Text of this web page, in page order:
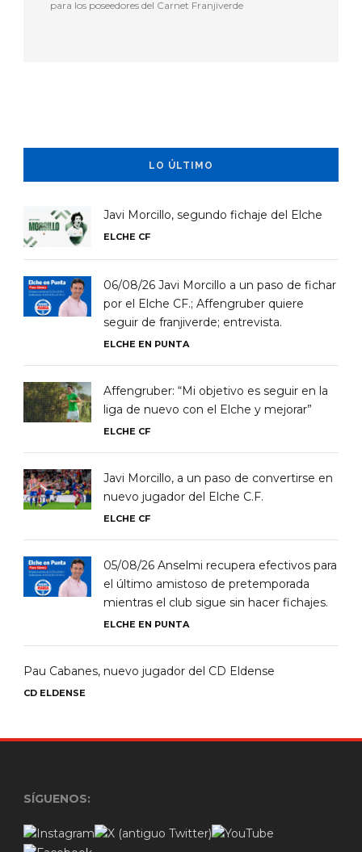
para los poseedores del Carnet Franjiverde
LO ÚLTIMO
Javi Morcillo, segundo fichaje del Elche
ELCHE CF
06/08/26 Javi Morcillo a un paso de fichar
por el Elche CF.; Affengruber quiere
seguir de franjiverde; entrevista.
ELCHE EN PUNTA
Affengruber: “Mi objetivo es seguir en la
liga de nuevo con el Elche y mejorar”
ELCHE CF
Javi Morcillo, a un paso de convertirse en
nuevo jugador del Elche C.F.
ELCHE CF
05/08/26 Anselmi recupera efectivos para
el último amistoso de pretemporada
mientras el club sigue sin hacer fichajes.
ELCHE EN PUNTA
Pau Cabanes, nuevo jugador del CD Eldense
CD ELDENSE
SÍGUENOS: